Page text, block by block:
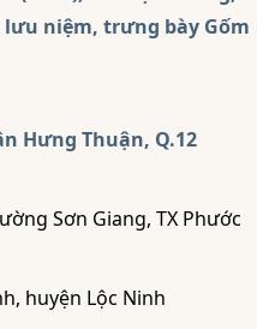
niệm, trưng bày Gốm
Hưng Thuận, Q.12
Sơn Giang, TX Phước
huyện Lộc Ninh